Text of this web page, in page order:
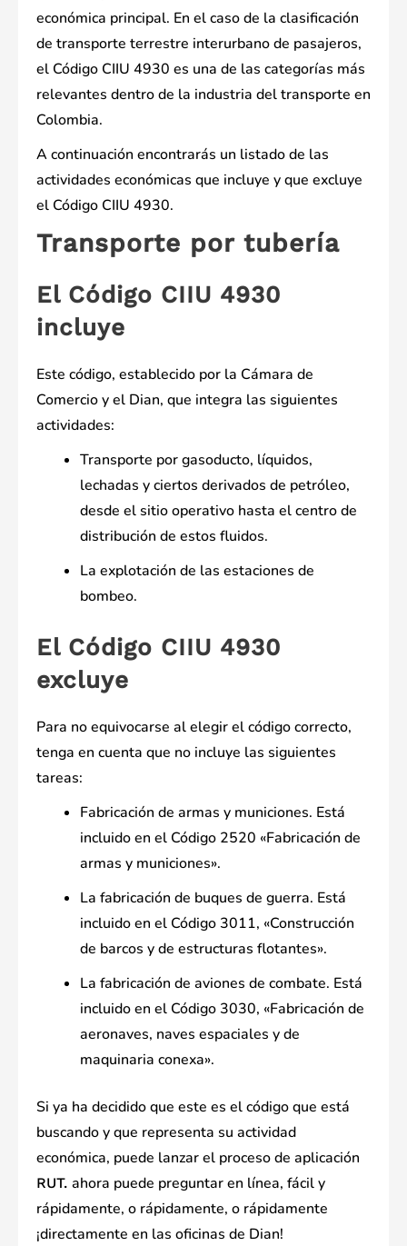
económica principal. En el caso de la clasificación
de transporte terrestre interurbano de pasajeros,
el Código CIIU 4930 es una de las categorías más
relevantes dentro de la industria del transporte en
Colombia.
A continuación encontrarás un listado de las
actividades económicas que incluye y que excluye
el Código CIIU 4930.
Transporte por tubería
El Código CIIU 4930
incluye
Este código, establecido por la Cámara de
Comercio y el Dian, que integra las siguientes
actividades:
Transporte por gasoducto, líquidos,
lechadas y ciertos derivados de petróleo,
desde el sitio operativo hasta el centro de
distribución de estos fluidos.
La explotación de las estaciones de
bombeo.
El Código CIIU 4930
excluye
Para no equivocarse al elegir el código correcto,
tenga en cuenta que no incluye las siguientes
tareas:
Fabricación de armas y municiones. Está
incluido en el Código 2520 «Fabricación de
armas y municiones».
La fabricación de buques de guerra. Está
incluido en el Código 3011, «Construcción
de barcos y de estructuras flotantes».
La fabricación de aviones de combate. Está
incluido en el Código 3030, «Fabricación de
aeronaves, naves espaciales y de
maquinaria conexa».
Si ya ha decidido que este es el código que está
buscando y que representa su actividad
económica, puede lanzar el proceso de aplicación
RUT. ahora puede preguntar en línea, fácil y
rápidamente, o rápidamente, o rápidamente
¡directamente en las oficinas de Dian!